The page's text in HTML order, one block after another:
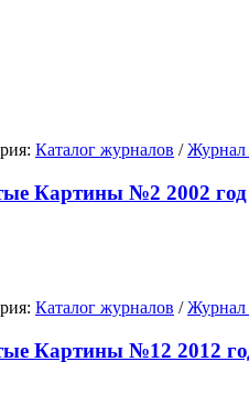
Каталог журналов /
Картины №2 2002 год
Каталог журналов /
Картины №12 2012